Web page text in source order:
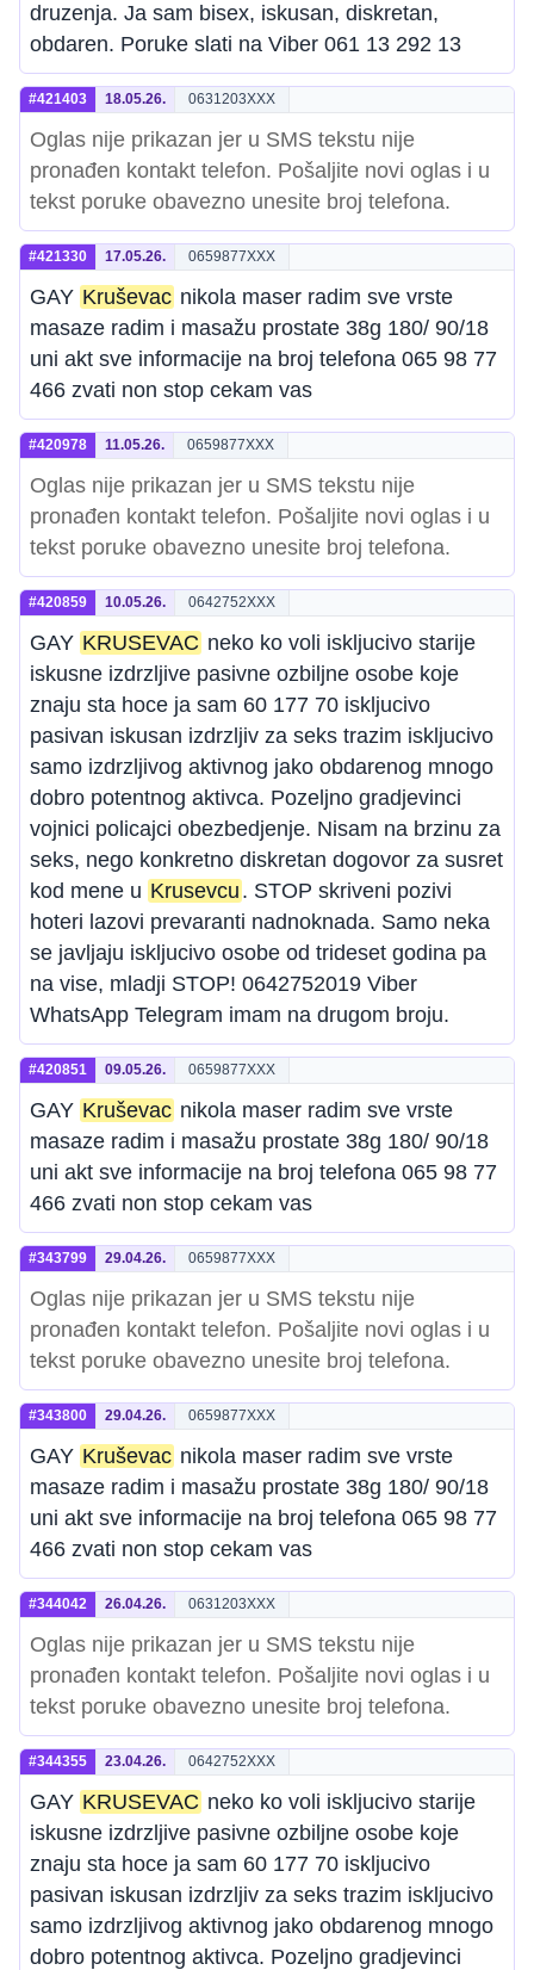
druzenja. Ja sam bisex, iskusan, diskretan,
obdaren. Poruke slati na Viber 061 13 292 13
#421403 18.05.26. 0631203XXX
Oglas nije prikazan jer u SMS tekstu nije
pronađen kontakt telefon. Pošaljite novi oglas i u
tekst poruke obavezno unesite broj telefona.
#421330 17.05.26. 0659877XXX
GAY Kruševac nikola maser radim sve vrste
masaze radim i masažu prostate 38g 180/ 90/18
uni akt sve informacije na broj telefona 065 98 77
466 zvati non stop cekam vas
#420978 11.05.26. 0659877XXX
Oglas nije prikazan jer u SMS tekstu nije
pronađen kontakt telefon. Pošaljite novi oglas i u
tekst poruke obavezno unesite broj telefona.
#420859 10.05.26. 0642752XXX
GAY KRUSEVAC neko ko voli iskljucivo starije
iskusne izdrzljive pasivne ozbiljne osobe koje
znaju sta hoce ja sam 60 177 70 iskljucivo
pasivan iskusan izdrzljiv za seks trazim iskljucivo
samo izdrzljivog aktivnog jako obdarenog mnogo
dobro potentnog aktivca. Pozeljno gradjevinci
vojnici policajci obezbedjenje. Nisam na brzinu za
seks, nego konkretno diskretan dogovor za susret
kod mene u Krusevcu . STOP skriveni pozivi
hoteri lazovi prevaranti nadnoknada. Samo neka
se javljaju iskljucivo osobe od trideset godina pa
na vise, mladji STOP! 0642752019 Viber
WhatsApp Telegram imam na drugom broju.
#420851 09.05.26. 0659877XXX
GAY Kruševac nikola maser radim sve vrste
masaze radim i masažu prostate 38g 180/ 90/18
uni akt sve informacije na broj telefona 065 98 77
466 zvati non stop cekam vas
#343799 29.04.26. 0659877XXX
Oglas nije prikazan jer u SMS tekstu nije
pronađen kontakt telefon. Pošaljite novi oglas i u
tekst poruke obavezno unesite broj telefona.
#343800 29.04.26. 0659877XXX
GAY Kruševac nikola maser radim sve vrste
masaze radim i masažu prostate 38g 180/ 90/18
uni akt sve informacije na broj telefona 065 98 77
466 zvati non stop cekam vas
#344042 26.04.26. 0631203XXX
Oglas nije prikazan jer u SMS tekstu nije
pronađen kontakt telefon. Pošaljite novi oglas i u
tekst poruke obavezno unesite broj telefona.
#344355 23.04.26. 0642752XXX
GAY KRUSEVAC neko ko voli iskljucivo starije
iskusne izdrzljive pasivne ozbiljne osobe koje
znaju sta hoce ja sam 60 177 70 iskljucivo
pasivan iskusan izdrzljiv za seks trazim iskljucivo
samo izdrzljivog aktivnog jako obdarenog mnogo
dobro potentnog aktivca. Pozeljno gradjevinci